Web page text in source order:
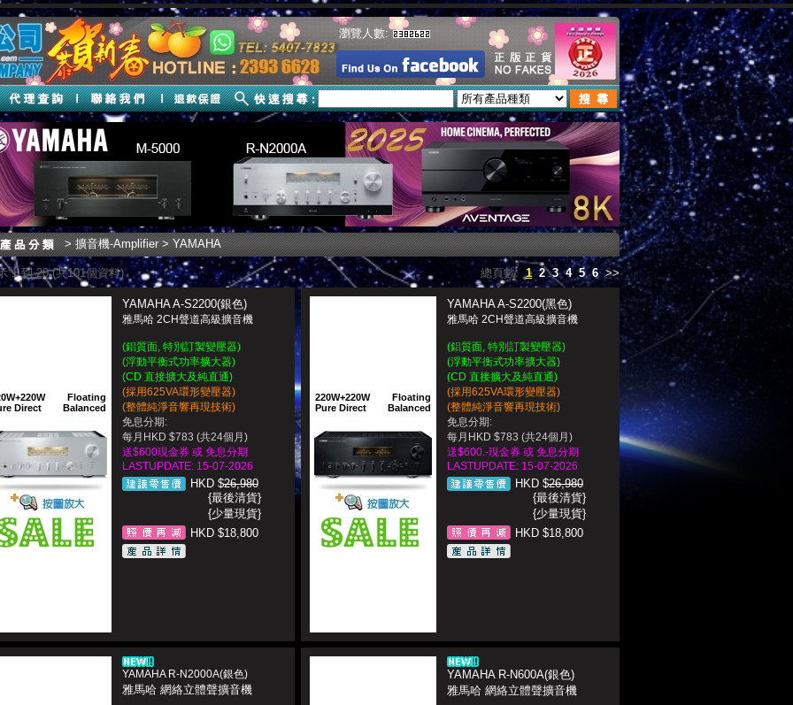
瀏覽人數:
>擴音機-Amplifier> YAMAHA
1 到 20 (共101個資料) 總頁數:1 2 3 4 5 6 >>
Direct
Floating
Balanced
YAMAHA A-S2200(銀色)
雅馬哈 2CH聲道高級擴音機
(鋁質面, 特別訂製變壓器)
(浮動平衡式功率擴大器)
(CD 直接擴大及純直通)
(採用625VA環形變壓器)
(整體純淨音響再現技術)
免息分期:
每月HKD $783 (共24個月)
送$600現金券 或 免息分期
LASTUPDATE: 15-07-2026
HKD $26,980
{最後清貨}
{少量現貨}
HKD $18,800
220W+220W
Pure Direct
Floating
Balanced
YAMAHA A-S2200(黑色)
雅馬哈 2CH聲道高級擴音機
(鋁質面, 特別訂製變壓器)
(浮動平衡式功率擴大器)
(CD 直接擴大及純直通)
(採用625VA環形變壓器)
(整體純淨音響再現技術)
免息分期:
每月HKD $783 (共24個月)
送$600.-現金券 或 免息分期
LASTUPDATE: 15-07-2026
HKD $26,980
{最後清貨}
{少量現貨}
HKD $18,800
YAMAHA R-N2000A(銀色)
雅馬哈 網絡立體聲擴音機
YAMAHA R-N600A(銀色)
雅馬哈 網絡立體聲擴音機